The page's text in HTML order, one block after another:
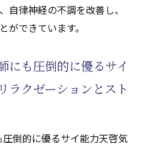
す新たな視点
法で活性化するクンダリ
で活性化するクンダリ
体感する
大限に引き出す方法
で活性化するチャクラ
自律神経の不調を改善し、
ができています。
にも圧倒的に優るサイ
ラクゼーションとスト
倒的に優るサイ能力天啓気